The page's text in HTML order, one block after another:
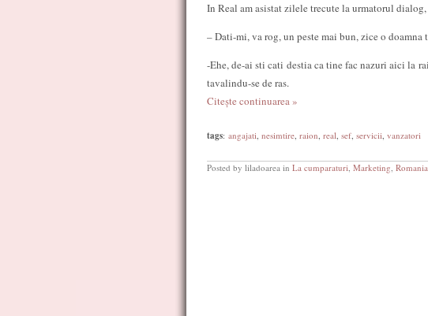
In Real am asistat zilele trecute la urmatorul
– Dati-mi, va rog, un peste mai bun, zice o doamna
-Ehe, de-ai sti cati destia ca tine fac nazuri aici la
tavalindu-se de ras.
Citește continuarea »
tags: angajati, nesimtire, raion, real, sef, servicii, vanzatori
Posted by liladoarea in La cumparaturi, Marketing,